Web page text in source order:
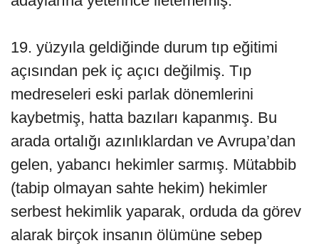
19. yüzyıla geldiğinde durum tıp eğitimi
açısından pek iç açıcı değilmiş. Tıp
medreseleri eski parlak dönemlerini
kaybetmiş, hatta bazıları kapanmış. Bu
arada ortalığı azınlıklardan ve Avrupa’dan
gelen, yabancı hekimler sarmış. Mütabbib
(tabip olmayan sahte hekim) hekimler
serbest hekimlik yaparak, orduda da görev
alarak birçok insanın ölümüne sebep